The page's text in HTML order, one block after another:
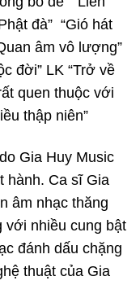
đà” “Gió hát
âm vô lượng”
đời” LK “Trở về
quen thuộc với
thập niên”
Gia Huy Music
hành. Ca sĩ Gia
âm nhạc thăng
với nhiều cung bật
đánh dấu chặng
thuật của Gia